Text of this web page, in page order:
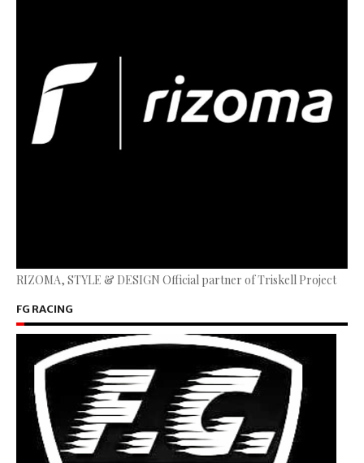
RIZOMA, STYLE & DESIGN Official partner of Triskell Project
FG RACING